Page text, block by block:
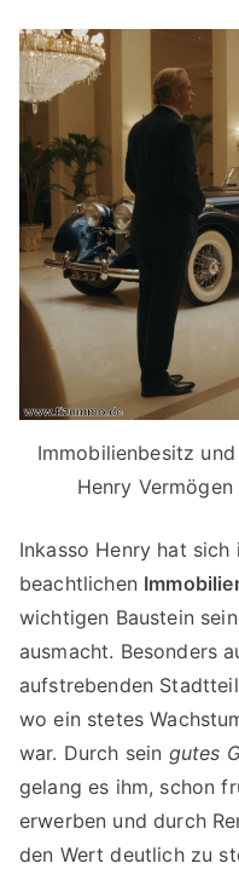
Immobilienbesitz
Henry
Inkasso Henry hat
beachtlichen
wichtigen Baustein
ausmacht. Besonders
aufstrebenden
wo ein stetes
war. Durch sein gutes
gelang es ihm, schon
erwerben und durch
den Wert deutlich zu